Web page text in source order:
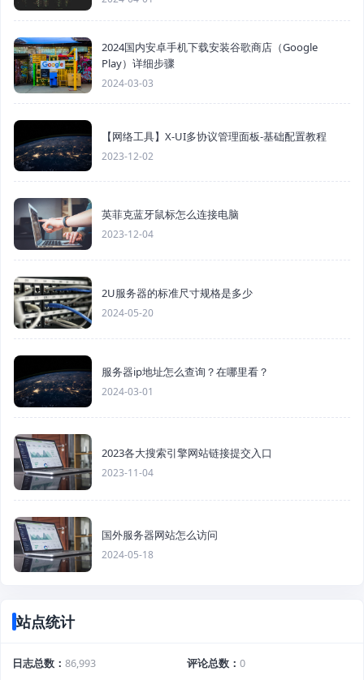
2024国内安卓手机下载安装谷歌商店（Google
Play）详细步骤
2024-03-03
【网络工具】X-UI多协议管理面板-基础配置教程
2023-12-02
英菲克蓝牙鼠标怎么连接电脑
2023-12-04
2U服务器的标准尺寸规格是多少
2024-05-20
服务器ip地址怎么查询？在哪里看？
2024-03-01
2023各大搜索引擎网站链接提交入口
2023-11-04
国外服务器网站怎么访问
2024-05-18
站点统计
日志总数 86,993 评论总数
0